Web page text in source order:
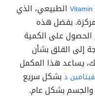
الطبيعي، الذي
بفضل هذه
على الكمية
إلى القلق بشأن
يساعد هذا المكمل
د بشكل سريع
والجسم بشكل عام.